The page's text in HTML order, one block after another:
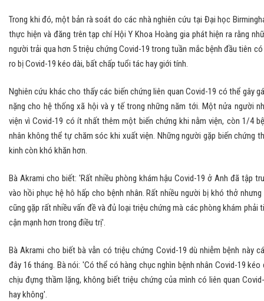
Trong khi đó, một bản rà soát do các nhà nghiên cứu tại Đại học
thực hiện và đăng trên tạp chí Hội Y Khoa Hoàng gia phát hiện ra rằng
người trải qua hơn 5 triệu chứng Covid-19 trong tuần mắc bệnh đầu tiên có
ro bị Covid-19 kéo dài, bất chấp tuổi tác hay giới tính.
Nghiên cứu khác cho thấy các biến chứng liên quan Covid-19 có thể gây
nặng cho hệ thống xã hội và y tế trong những năm tới. Một nửa người
viện vì Covid-19 có ít nhất thêm một biến chứng khi nằm viện, còn 1/4
nhân không thể tự chăm sóc khi xuất viện. Những người gặp biến chứng
kinh còn khó khăn hơn.
Bà Akrami cho biết: 'Rất nhiều phòng khám hậu Covid-19 ở Anh đã tập
vào hồi phục hệ hô hấp cho bệnh nhân. Rất nhiều người bị khó thở nhưng
cũng gặp rất nhiều vấn đề và đủ loại triệu chứng mà các phòng khám phải
cận mạnh hơn trong điều trị'.
Bà Akrami cho biết bà vẫn có triệu chứng Covid-19 dù nhiễm bệnh này
đây 16 tháng. Bà nói: 'Có thể có hàng chục nghìn bệnh nhân Covid-19 kéo
chịu đựng thầm lặng, không biết triệu chứng của mình có liên quan
hay không'.